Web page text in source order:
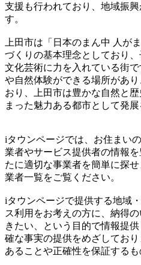
支援も行われており、地域振
す。
上田市は「日本のまん中 人が
づくりの基本理念としており
文化芸術に力を入れている街
や自然体験ができる場所があ
おり、上田市は豊かな自然と
まった魅力ある都市として発展
iタウンページでは、お住まい
業者やサービス提供者の情報
たに適切な事業者を簡単に探
業者一覧をご覧ください。
iタウンページで提供する地域
ス利用をお考えの方に、納得
きたい、という目的で情報提
確な事実の提供をめざしてお
あることや正確性を保証するも